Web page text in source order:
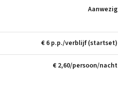
Aanwezig
€ 6 p.p./verblijf (startset)
€ 2,60/persoon/nacht